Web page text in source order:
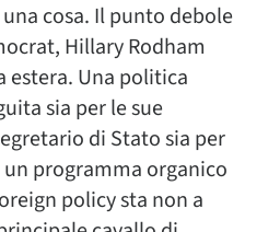
cosa. Il punto debole
Hillary Rodham
estera. Una politica
sia per le sue
di Stato sia per
un programma organico
policy sta non a